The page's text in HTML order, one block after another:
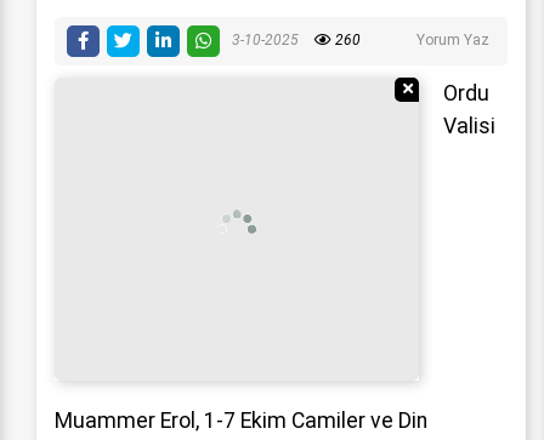
3-10-2025 260 Yorum Yaz
Reklamı Gizle
Ordu
Valisi
Muammer Erol, 1-7 Ekim Camiler ve Din